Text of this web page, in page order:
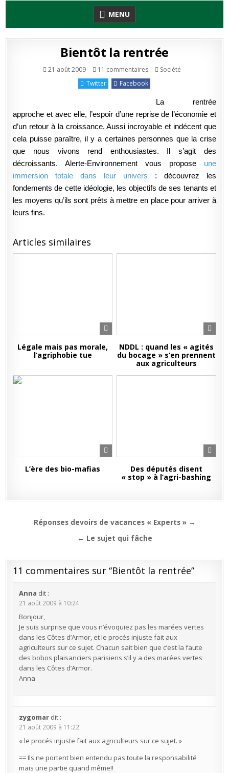
MENU
Bientôt la rentrée
21 août 2009 11 commentairessur
la
rentrée
Publié
Société
Twitter
Facebook
La rentrée
approche et avec elle, l’espoir d’une reprise de l’économie et
d’un retour à la croissance. Aussi incroyable et indécent que
cela puisse paraître, il y a certaines personnes que la crise
que nous vivons rend enthousiastes. Il s’agit des
décroissants. Alerte-Environnement vous propose une
immersion totale dans leur univers : découvrez les
fondements de cette idéologie, les objectifs de ses tenants et
les moyens qu’ils sont prêts à mettre en place pour arriver à
leurs fins.
Articles similaires
Légale mais pas morale,
l’agriphobie tue
NDDL : quand les « agités
du bocage » s’en prennent
aux agriculteurs
L’ère des bio-mafias
Des députés disent
« stop » à l’agri-bashing
Navigation
Réponses devoirs de vacances « Experts » →
← Le sujet qui fâche
11 commentaires sur “Bientôt la rentrée”
Anna dit :
21 août 2009 à 10:24
Bonjour,
Je suis surprise que vous n’évoquiez pas les marées vertes
dans les Côtes d’Armor, et le procés injuste fait aux
agriculteurs sur ce sujet. Chacun sait bien que c’est la faute
des bobos plaisanciers parisiens s’il y a des marées vertes
dans les Côtes d’Armor.
Anna
zygomar dit :
21 août 2009 à 11:22
« le procés injuste fait aux agriculteurs sur ce sujet. »
== Ils ne portent bien entendu pas toute la responsabilité
mais une partie quand même!!